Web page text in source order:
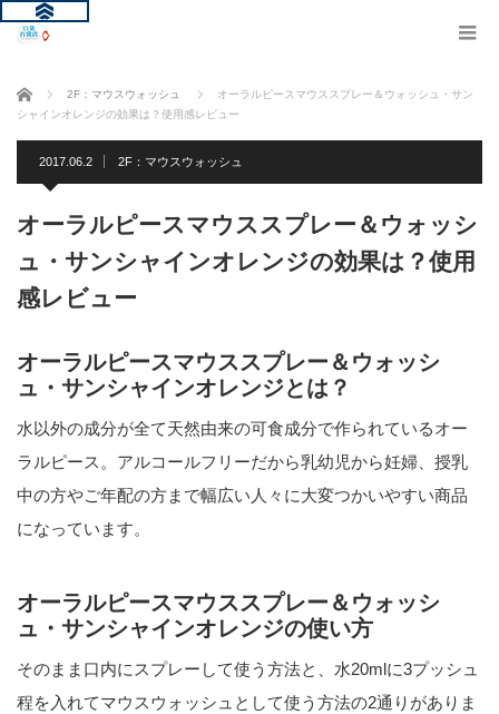
ホーム 2F：マウスウォッシュ
オーラルピースマウススプレー＆ウォッシュ・サン
シャインオレンジの効果は？使用感レビュー
2017.06.2 2F：マウスウォッシュ
オーラルピースマウススプレー＆ウォッシ
ュ・サンシャインオレンジの効果は？使用
感レビュー
オーラルピースマウススプレー＆ウォッシ
ュ・サンシャインオレンジとは？
水以外の成分が全て天然由来の可食成分で作られているオー
ラルピース。アルコールフリーだから乳幼児から妊婦、授乳
中の方やご年配の方まで幅広い人々に大変つかいやすい商品
になっています。
オーラルピースマウススプレー＆ウォッシ
ュ・サンシャインオレンジの使い方
そのまま口内にスプレーして使う方法と、水20mlに3プッシュ
程を入れてマウスウォッシュとして使う方法の2通りがありま